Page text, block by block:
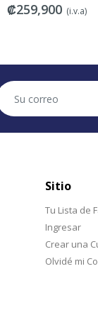
₡259,900 (i.v.a)
Sitio
Tu Lista de
Ingresar
Crear una
Olvidé mi